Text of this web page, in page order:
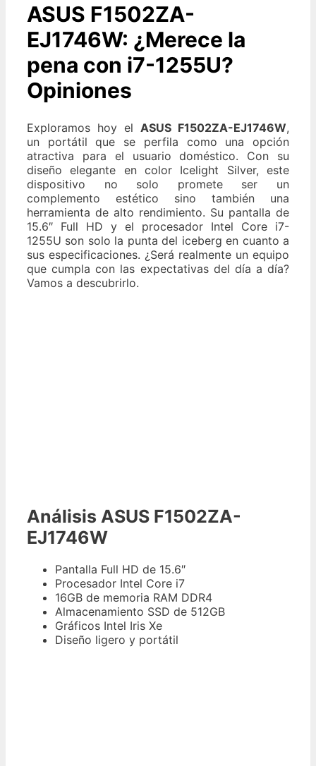
ASUS F1502ZA-
EJ1746W: ¿Merece la
pena con i7-1255U?
Opiniones
Exploramos hoy el ASUS F1502ZA-EJ1746W,
un portátil que se perfila como una opción
atractiva para el usuario doméstico. Con su
diseño elegante en color Icelight Silver, este
dispositivo no solo promete ser un
complemento estético sino también una
herramienta de alto rendimiento. Su pantalla de
15.6″ Full HD y el procesador Intel Core i7-
1255U son solo la punta del iceberg en cuanto a
sus especificaciones. ¿Será realmente un equipo
que cumpla con las expectativas del día a día?
Vamos a descubrirlo.
Análisis ASUS F1502ZA-
EJ1746W
Pantalla Full HD de 15.6″
Procesador Intel Core i7
16GB de memoria RAM DDR4
Almacenamiento SSD de 512GB
Gráficos Intel Iris Xe
Diseño ligero y portátil